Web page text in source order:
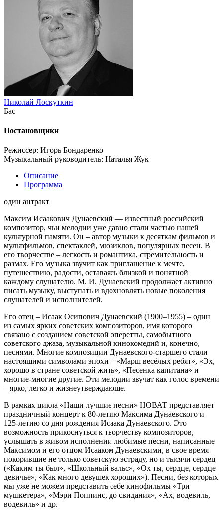
Николай Лоскуткин
Бас
Постановщики
Режиссер: Игорь Бондаренко
Музыкальный руководитель: Наталья Жук
Описание
Программа
один антракт
Максим Исаакович Дунаевский — известный российский
композитор, чьи мелодии уже давно стали частью нашей
культурной памяти. Он – автор музыки к десяткам фильмов и
мультфильмов, спектаклей, мюзиклов, популярных песен. В
его творчестве – легкость и романтика, стремительность и
размах. Его музыка звучит как приглашение к мечте,
путешествию, радости, оставаясь близкой и понятной
каждому слушателю. М. И. Дунаевский продолжает активно
писать музыку, выступать и вдохновлять новые поколения
слушателей и исполнителей.
Его отец – Исаак Осипович Дунаевский (1900–1955) – один
из самых ярких советских композиторов, имя которого
связано с созданием советской оперетты, самобытного
советского джаза, музыкальной кинокомедий и, конечно,
песнями. Многие композиции Дунаевского-старшего стали
настоящими символами эпохи – «Марш весёлых ребят», «Эх,
хорошо в стране советской жить», «Песенка капитана» и
многие-многие другие. Эти мелодии звучат как голос времени
– ярко, легко и жизнеутверждающе.
В рамках цикла «Наши лучшие песни» НОВАТ представляет
праздничный концерт к 80-летию Максима Дунаевского и
125-летию со дня рождения Исаака Дунаевского. Это
возможность прикоснуться к творчеству композиторов,
услышать в живом исполнении любимые песни, написанные
Максимом и его отцом Исааком Дунаевскими, в свое время
покорившие не только советскую эстраду, но и тысячи сердец
(«Каким ты был», «Школьный вальс», «Ох ты, сердце, сердце
девичье», «Как много девушек хороших»). Песни, без которых
мы уже не можем представить себе кинофильмы «Три
мушкетера», «Мэри Поппинс, до свидания», «Ах, водевиль,
водевиль» и др.